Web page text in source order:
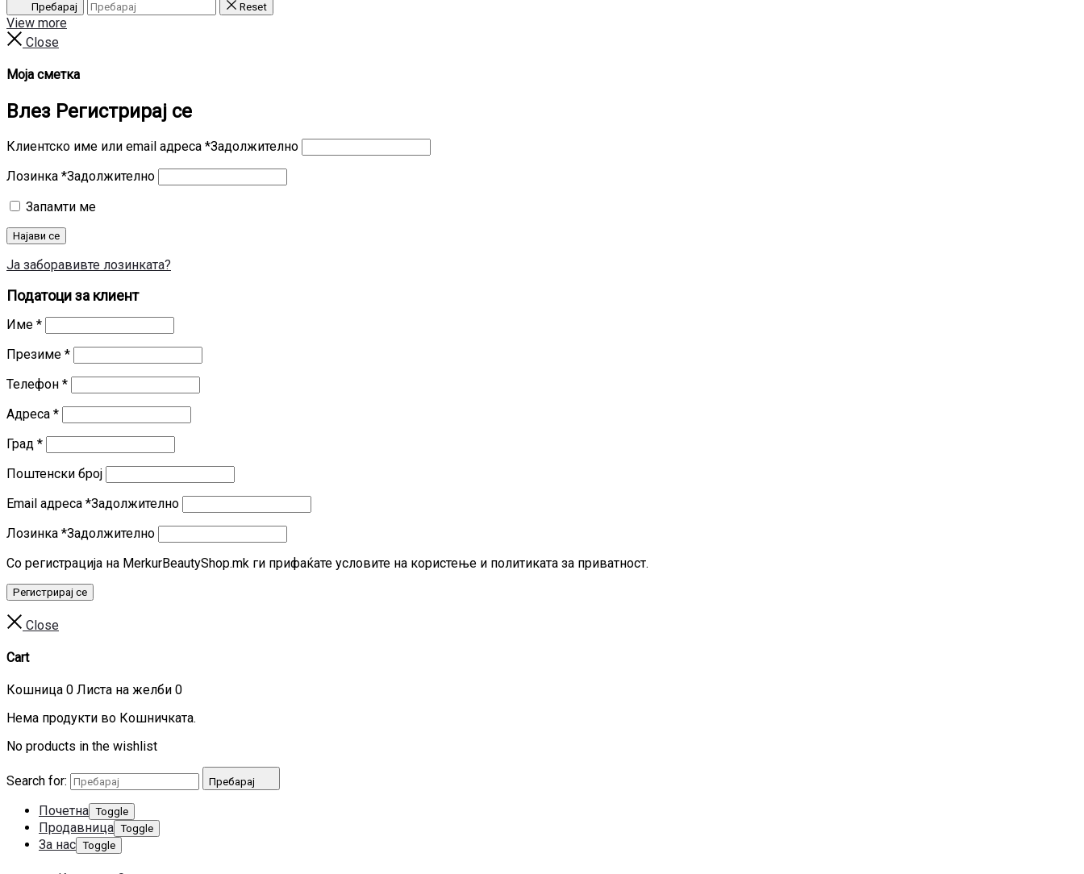
Пребарај Reset
View more
Close
Моја сметка
Влез Регистрирај се
Клиентско име или email адреса *Задолжително
Лозинка *Задолжително
Запамти ме
Најави се
Ја заборавивте лозинката?
Податоци за клиент
Име *
Презиме *
Телефон *
Адреса *
Град *
Поштенски број
Email адреса *Задолжително
Лозинка *Задолжително
Со регистрација на MerkurBeautyShop.mk ги прифаќате условите на користење и политиката за приватност.
Регистрирај се
Close
Cart
Кошница 0 Листа на желби 0
Нема продукти во Кошничката.
No products in the wishlist
Search for: Пребарај
Почетна Toggle
Продавница Toggle
За нас Toggle